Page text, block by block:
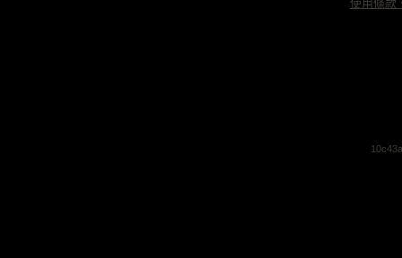
使用條款